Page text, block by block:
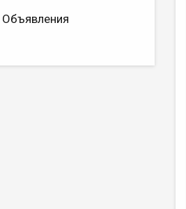
Объявления